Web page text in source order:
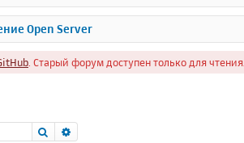
Open Server
. Старый форум доступен только для чтения.
Поиск